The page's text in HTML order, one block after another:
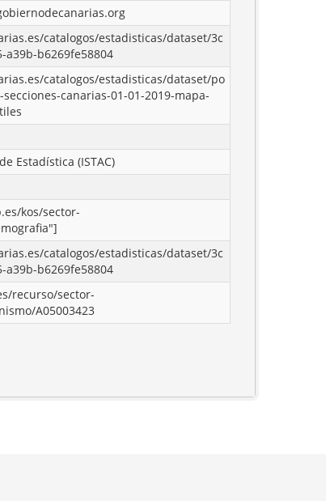
catalogos/estadisticas/dataset/3c
a39b-b6269fe58804
catalogos/estadisticas/dataset/po
secciones-canarias-01-01-2019-mapa-
Estadística (ISTAC)
kos/sector-
catalogos/estadisticas/dataset/3c
a39b-b6269fe58804
recurso/sector-
A05003423